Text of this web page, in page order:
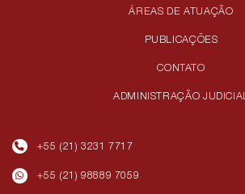
ÁREAS DE ATUAÇÃO
PUBLICAÇÕES
CONTATO
ADMINISTRAÇÃO JUDICIAL
+55 (21) 3231 7717
+55 (21) 98889 7059